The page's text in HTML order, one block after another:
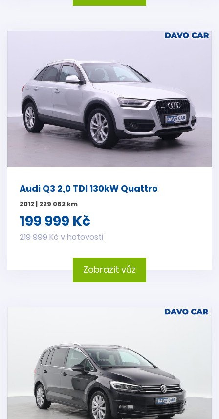
Audi Q3 2,0 TDI 130kW Quattro
2012 | 229 062 km
199 999 Kč
219 999 Kč v hotovosti
Zobrazit vůz